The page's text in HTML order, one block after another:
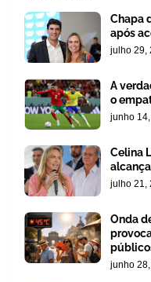
Chapa
após
julho 29,
A
o
junho
Celina
julho 21,
Onda
junho